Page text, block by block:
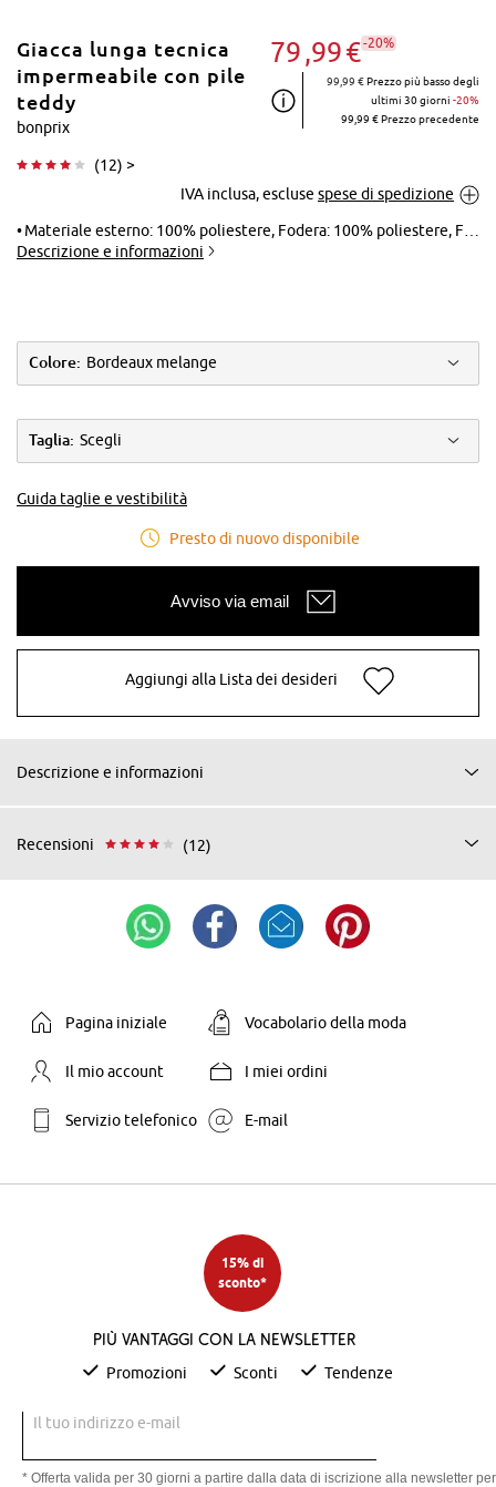
Giacca lunga tecnica
impermeabile con pile
teddy
bonprix
(12) >
79 99€-20%
99,99 €Prezzo più basso degli
ultimi 30 giorni -20%
99,99 € Prezzo precedente
IVA inclusa, escluse spese di spedizione
Materiale esterno: 100% poliestere, Fodera: 100% poliestere, Fodera maniche: 100% poliestere, Imbottitura: 100% poliestere
Descrizione e informazioni
Colore: Bordeaux melange
Taglia: Scegli
Guida taglie e vestibilità
Presto di nuovo disponibile
Avviso via email
Aggiungi alla Lista dei desideri
Descrizione e informazioni
Recensioni (12)
Pagina iniziale Vocabolario della moda
Il mio account I miei ordini
Servizio telefonico E-mail
15% di
sconto*
Più vantaggi con la newsletter
Promozioni Sconti Tendenze
Il tuo indirizzo e-mail
* Offerta valida per 30 giorni a partire dalla data di iscrizione alla newsletter per